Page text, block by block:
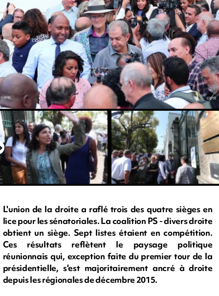
L'union de la droite a raflé trois des quatre sièges en
lice pour les sénatoriales. La coalition PS - divers droite
obtient un siège. Sept listes étaient en compétition.
Ces résultats reflètent le paysage politique
réunionnais qui, exception faite du premier tour de la
présidentielle, s'est majoritairement ancré à droite
depuis les régionales de décembre 2015.